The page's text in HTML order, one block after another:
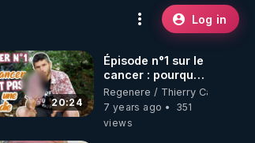
Log in
20:24
Épisode n°1 sur le
cancer : pourquoi
le cancer n'est
pas une maladie
(au sens commun
Regenere / Thierry
7 years ago
351
views